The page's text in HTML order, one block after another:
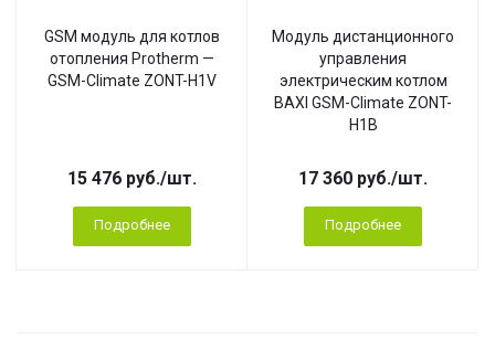
GSM модуль для котлов
отопления Protherm —
GSM-Climate ZONT-H1V
15 476 руб./шт.
Подробнее
Модуль дистанционного
управления
электрическим котлом
BAXI GSM-Climate ZONT-
H1B
17 360 руб./шт.
Подробнее